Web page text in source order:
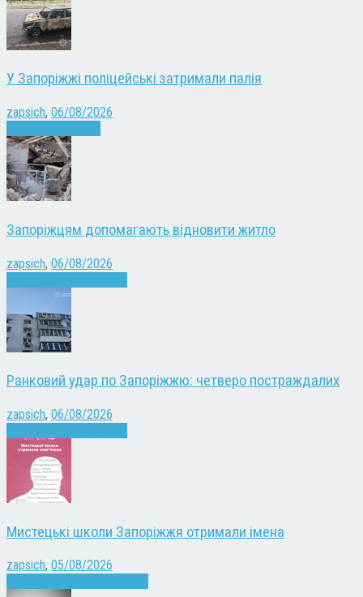
У Запоріжжі поліцейські затримали палія
zapsich, 06/08/2026
Запоріжцям допомагають відновити житло
zapsich, 06/08/2026
Ранковий удар по Запоріжжю: четверо постраждалих
zapsich, 06/08/2026
Мистецькі школи Запоріжжя отримали імена
zapsich, 05/08/2026